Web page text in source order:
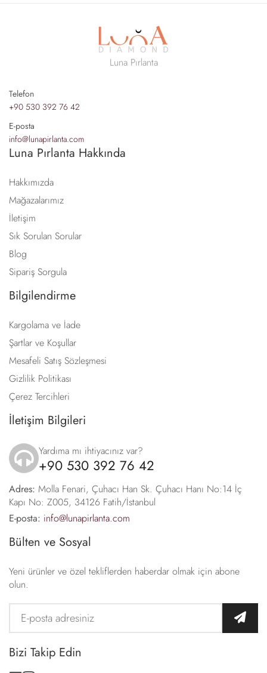
Luna Pırlanta
Telefon
+90 530 392 76 42
E-posta
info@lunapirlanta.com
Luna Pırlanta Hakkında
Hakkımızda
Mağazalarımız
İletişim
Sık Sorulan Sorular
Blog
Sipariş Sorgula
Bilgilendirme
Kargolama ve İade
Şartlar ve Koşullar
Mesafeli Satış Sözleşmesi
Gizlilik Politikası
Çerez Tercihleri
İletişim Bilgileri
icon
Yardıma mı ihtiyacınız var?
+90 530 392 76 42
Adres: Molla Fenari, Çuhacı Han Sk. Çuhacı Hanı No:14 İç
Kapı No: Z005, 34126 Fatih/İstanbul
E-posta: info@lunapirlanta.com
Bülten ve Sosyal
Yeni ürünler ve özel tekliflerden haberdar olmak için abone
olun.
Bizi Takip Edin